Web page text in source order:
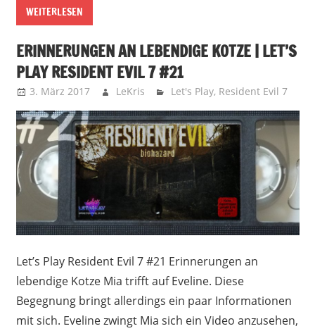
WEITERLESEN
ERINNERUNGEN AN LEBENDIGE KOTZE | LET’S
PLAY RESIDENT EVIL 7 #21
3. März 2017 LeKris Let's Play, Resident Evil 7
Let’s Play Resident Evil 7 #21 Erinnerungen an
lebendige Kotze Mia trifft auf Eveline. Diese
Begegnung bringt allerdings ein paar Informationen
mit sich. Eveline zwingt Mia sich ein Video anzusehen,